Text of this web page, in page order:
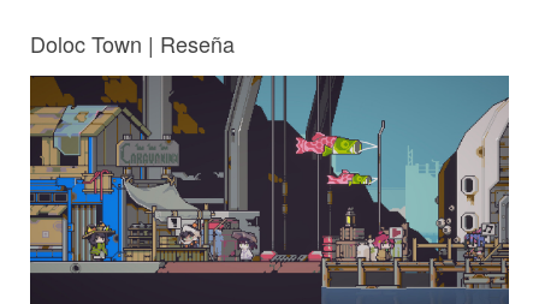
Doloc Town | Reseña